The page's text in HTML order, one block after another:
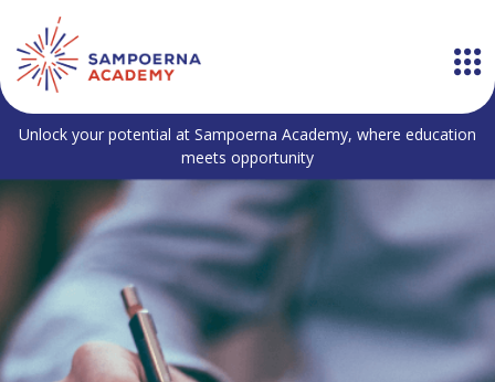
Unlock your potential at Sampoerna Academy, where education
meets opportunity